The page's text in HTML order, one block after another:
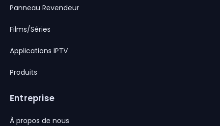
Panneau Revendeur
Films/Séries
Applications IPTV
Produits
Entreprise
À propos de nous